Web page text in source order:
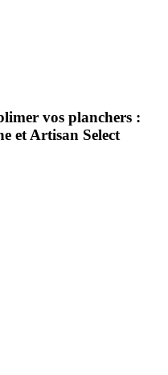
vos planchers :
et Artisan Select